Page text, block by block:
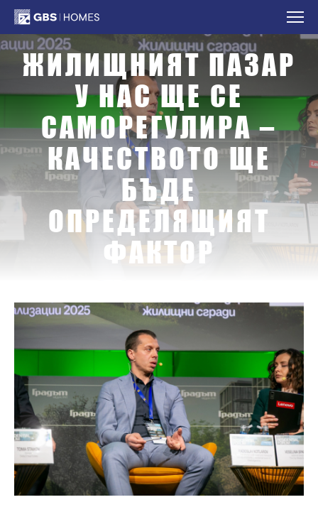
Жилищният пазар у
ЖИЛИЩНИЯТ ПАЗАР
У НАС ЩЕ СЕ
САМОРЕГУЛИРА –
КАЧЕСТВОТО ЩЕ
БЪДЕ
ОПРЕДЕЛЯЩИЯТ
ФАКТОР